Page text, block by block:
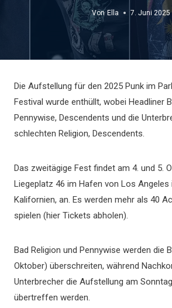
Von Ella 7. Juni 2025
Die Aufstellung für den 2025 Punk im
Festival wurde enthüllt, wobei Headliner
Pennywise, Descendents und die
schlechten Religion, Descendents.
Das zweitägige Fest findet am 4. und 5.
Liegeplatz 46 im Hafen von Los Angeles
Kalifornien, an. Es werden mehr als 40
spielen (hier Tickets abholen).
Bad Religion und Pennywise werden die
Oktober) überschreiten, während
Unterbrecher die Aufstellung am
übertreffen werden.